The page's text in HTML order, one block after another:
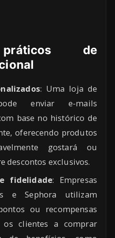
de
: Uma loja de
enviar e-mails
base no histórico de
oferecendo produtos
gostará ou
descontos exclusivos.
fidelidade: Empresas
e Sephora utilizam
ou recompensas
os clientes a comprar